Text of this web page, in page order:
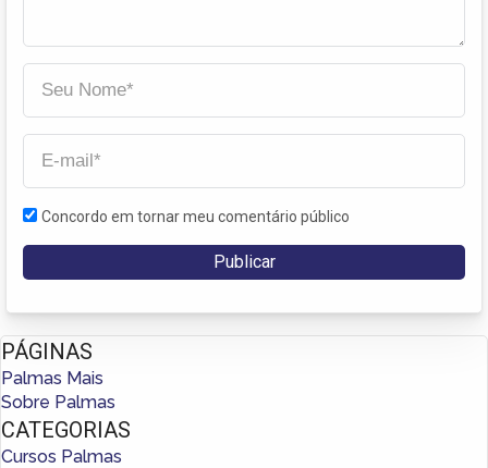
Concordo em tornar meu comentário público
PÁGINAS
Palmas Mais
Sobre Palmas
CATEGORIAS
Cursos Palmas